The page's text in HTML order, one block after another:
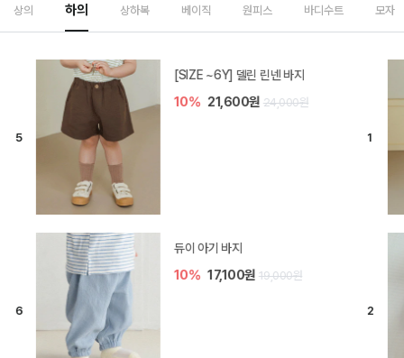
상의 하의 상하복 베이직 원피스 바디수트 모자
[SIZE ~6Y] 델린 린넨 바지
10% 21,600원 24,000원
듀이 아기 바지
10% 17,100원 19,000원